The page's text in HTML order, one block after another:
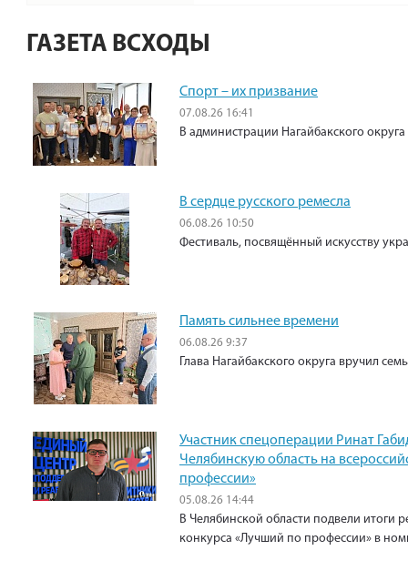
ГАЗЕТА ВСХОДЫ
Спорт – их призвание
07.08.26 16:41
В администрации Нагайбакского
В сердце русского ремесла
06.08.26 10:50
Фестиваль, посвящённый искусству
Память сильнее времени
06.08.26 9:37
Глава Нагайбакского округа вручил
Участник спецоперации Ринат
Челябинскую область на
профессии»
05.08.26 14:44
В Челябинской области подвели итоги
конкурса «Лучший по профессии» в